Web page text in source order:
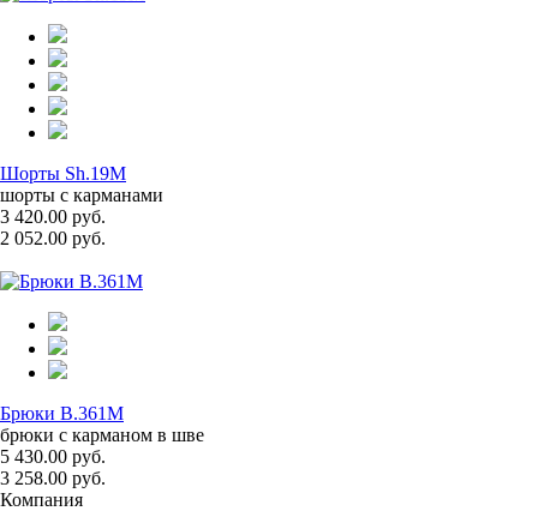
Шорты Sh.19M
шорты с карманами
3 420.00 руб.
2 052.00 руб.
Брюки B.361M
брюки с карманом в шве
5 430.00 руб.
3 258.00 руб.
Компания